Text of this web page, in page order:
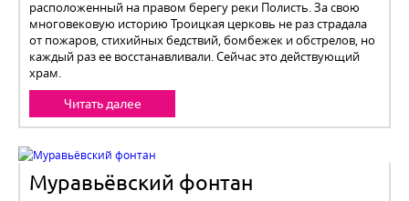
расположенный на правом берегу реки Полисть. За свою
многовековую историю Троицкая церковь не раз страдала
от пожаров, стихийных бедствий, бомбежек и обстрелов, но
каждый раз ее восстанавливали. Сейчас это действующий
храм.
Читать далее
Муравьёвский фонтан